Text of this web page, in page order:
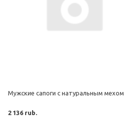
Мужские сапоги с натуральным мехом
2 136 rub.